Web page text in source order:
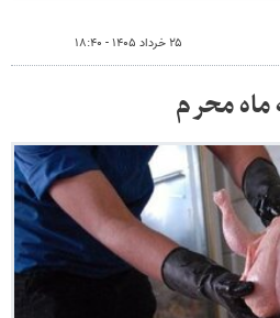
۲۵ خرداد ۱۴۰۵ - ۱۸:۴۰
ماه محرم